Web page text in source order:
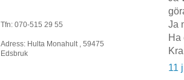
Ja
Ha
11
Tfn: 070-515 29 55
Adress: Hulta Monahult , 59475
Edsbruk